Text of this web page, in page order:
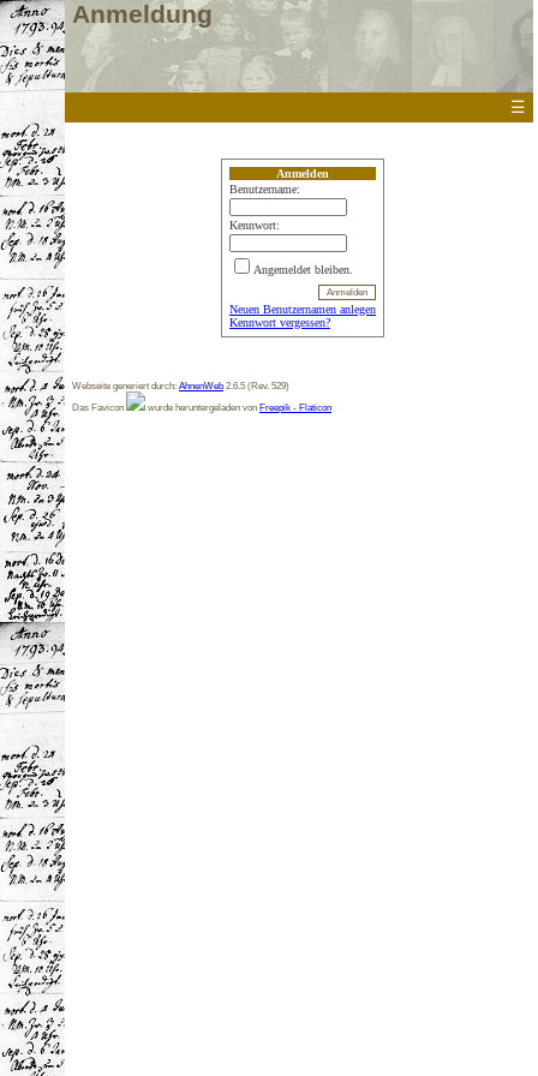
Anmeldung
☰
Anmelden
Benutzername:
Kennwort:
Angemeldet bleiben.
Neuen Benutzernamen anlegen
Kennwort vergessen?
Webseite generiert durch: AhnenWeb 2.6.5 (Rev. 529)
Das Favicon
wurde heruntergeladen von Freepik - Flaticon